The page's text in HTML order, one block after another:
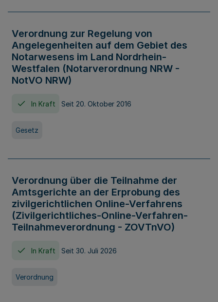
Verordnung zur Regelung von
Angelegenheiten auf dem Gebiet des
Notarwesens im Land Nordrhein-
Westfalen (Notarverordnung NRW -
NotVO NRW)
In Kraft Seit 20. Oktober 2016
Gesetz
Verordnung über die Teilnahme der
Amtsgerichte an der Erprobung des
zivilgerichtlichen Online-Verfahrens
(Zivilgerichtliches-Online-Verfahren-
Teilnahmeverordnung - ZOVTnVO)
In Kraft Seit 30. Juli 2026
Verordnung